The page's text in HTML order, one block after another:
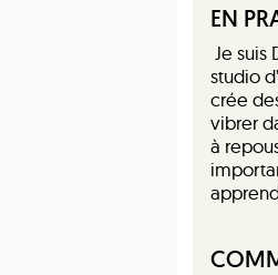
EN
Je
studio
crée
vibrer
à